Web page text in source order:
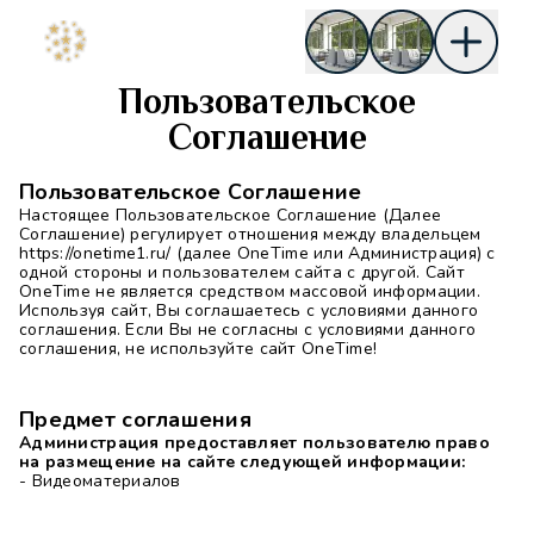
Пользовательское
Соглашение
Пользовательское Соглашение
Настоящее Пользовательское Соглашение (Далее
Соглашение) регулирует отношения между владельцем
https://onetime1.ru/ (далее OneTime или Администрация) с
одной стороны и пользователем сайта с другой. Сайт
OneTime не является средством массовой информации.
Используя сайт, Вы соглашаетесь с условиями данного
соглашения. Если Вы не согласны с условиями данного
соглашения, не используйте сайт OneTime!
Предмет соглашения
Администрация предоставляет пользователю право
на размещение на сайте следующей информации:
- Видеоматериалов